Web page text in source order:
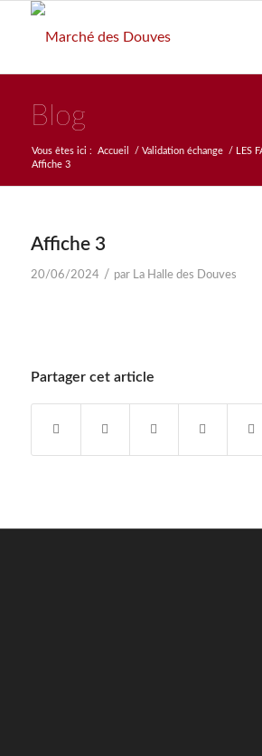
Blog
Vous êtes ici : Accueil / Validation échange / LES
Affiche 3
Affiche 3
20/06/2024 / par La Halle des Douves
Partager cet article